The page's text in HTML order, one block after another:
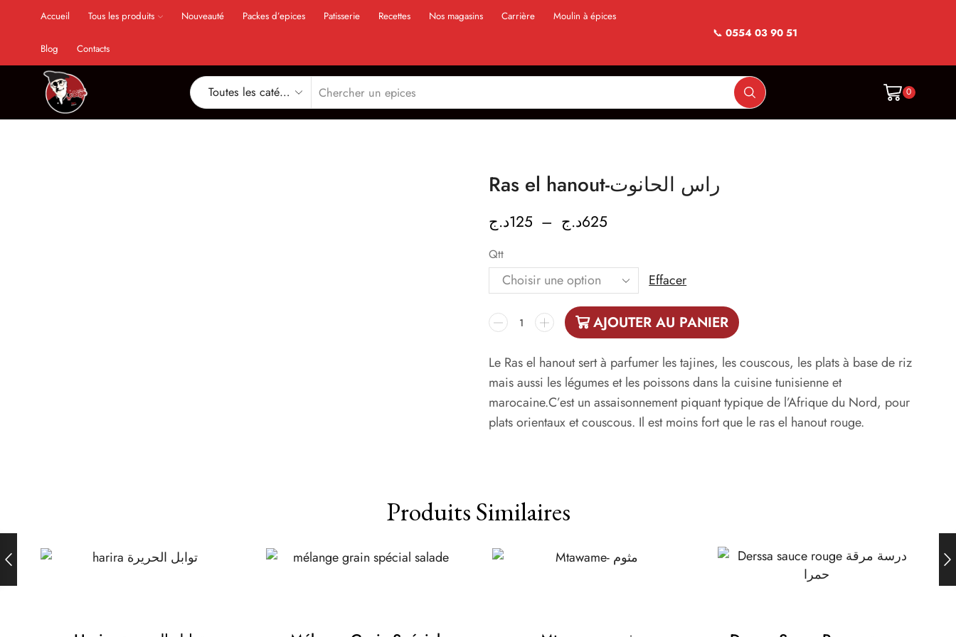
Accueil Tous les produits Nouveauté Packes d’epices Patisserie Recettes Nos magasins Carrière Moulin à épices
Blog Contacts
📞 0554 03 90 51
0
Ras el hanout-راس الحانوت
125د.ج – 625د.ج
Qtt
Effacer
AJOUTER AU PANIER
Le Ras el hanout sert à parfumer les tajines, les couscous, les plats à base de riz
mais aussi les légumes et les poissons dans la cuisine tunisienne et
marocaine.C’est un assaisonnement piquant typique de l’Afrique du Nord, pour
plats orientaux et couscous. Il est moins fort que le ras el hanout rouge.
Produits Similaires